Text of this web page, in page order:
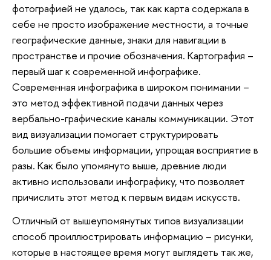
фотографией не удалось, так как карта содержала в
себе не просто изображение местности, а точные
географические данные, знаки для навигации в
пространстве и прочие обозначения. Картография –
первый шаг к современной инфографике.
Современная инфографика в широком понимании –
это метод эффективной подачи данных через
вербально-графические каналы коммуникации. Этот
вид визуализации помогает структурировать
большие объемы информации, упрощая восприятие в
разы. Как было упомянуто выше, древние люди
активно использовали инфографику, что позволяет
причислить этот метод к первым видам искусств.
Отличный от вышеупомянутых типов визуализации
способ проиллюстрировать информацию – рисунки,
которые в настоящее время могут выглядеть так же,